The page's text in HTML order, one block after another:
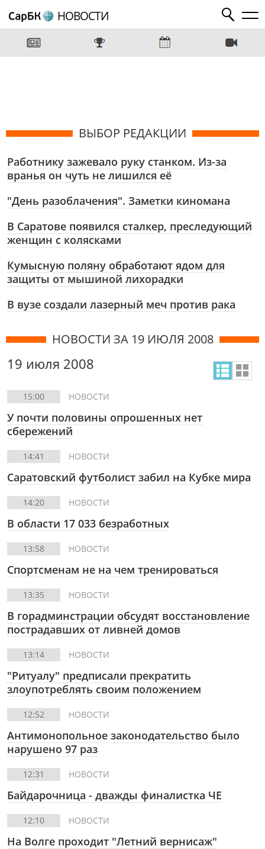
НОВОСТИ
ВЫБОР РЕДАКЦИИ
Работнику зажевало руку станком. Из-за
вранья он чуть не лишился её
"День разоблачения". Заметки киномана
В Саратове появился сталкер, преследующий
женщин с колясками
Кумысную поляну обработают ядом для
защиты от мышиной лихорадки
В вузе создали лазерный меч против рака
НОВОСТИ ЗА 19 ИЮЛЯ 2008
19 июля 2008
15:00 НОВОСТИ
У почти половины опрошенных нет
сбережений
14:41 НОВОСТИ
Саратовский футболист забил на Кубке мира
14:20 НОВОСТИ
В области 17 033 безработных
13:58 НОВОСТИ
Спортсменам не на чем тренироваться
13:35 НОВОСТИ
В горадминстрации обсудят восстановление
пострадавших от ливней домов
13:14 НОВОСТИ
"Ритуалу" предписали прекратить
злоупотреблять своим положением
12:52 НОВОСТИ
Антимонопольное законодательство было
нарушено 97 раз
12:31 НОВОСТИ
Байдарочница - дважды финалистка ЧЕ
12:10 НОВОСТИ
На Волге проходит "Летний вернисаж"